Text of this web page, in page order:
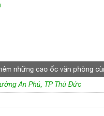
những cao ốc văn phòng
An Phú, TP Thủ Đức